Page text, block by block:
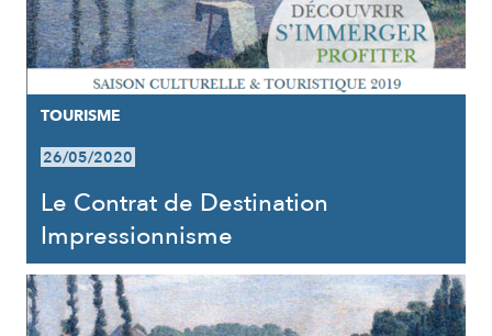
TOURISME
26/05/2020
Le Contrat de Destination
Impressionnisme